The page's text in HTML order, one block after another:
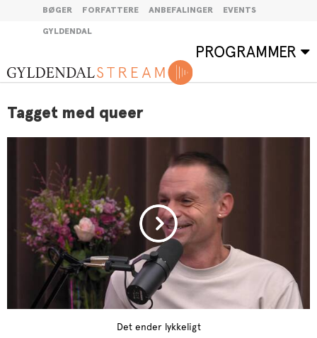
BØGER FORFATTERE ANBEFALINGER EVENTS
GYLDENDAL
PROGRAMMER
Tagget med queer
Det ender lykkeligt